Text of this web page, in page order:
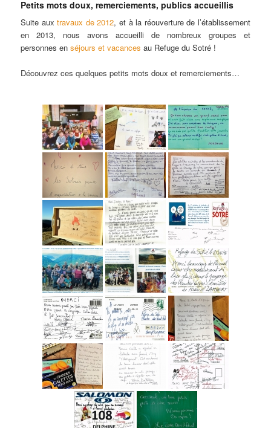
Petits mots doux, remerciements, publics accueillis
Suite auxtravaux de 2012, et à la réouverture de l’établissement
en 2013, nous avons accueilli de nombreux groupes et
personnes enséjours et vacances au Refuge du Sotré !
Découvrez ces quelques petits mots doux et remerciements…